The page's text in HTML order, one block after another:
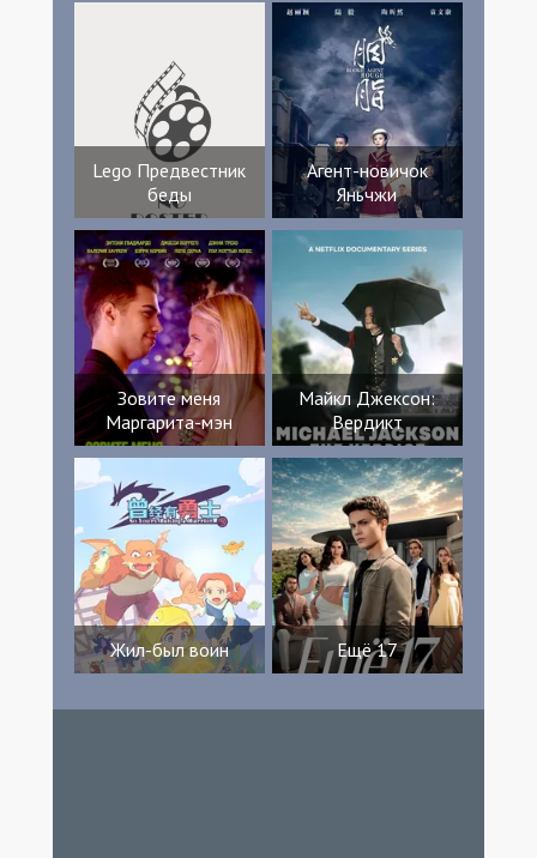
Lego Предвестник
беды
Агент-новичок
Яньчжи
Зовите меня
Маргарита-мэн
Майкл Джексон:
Вердикт
Жил-был воин Ещё 17